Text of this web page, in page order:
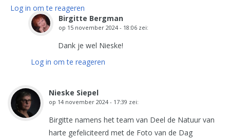
Log in om te reageren
Birgitte Bergman
op 15 november 2024 - 18:06 zei:
Dank je wel Nieske!
Log in om te reageren
Nieske Siepel
op 14 november 2024 - 17:39 zei:
Birgitte namens het team van Deel de Natuur van
harte gefeliciteerd met de Foto van de Dag